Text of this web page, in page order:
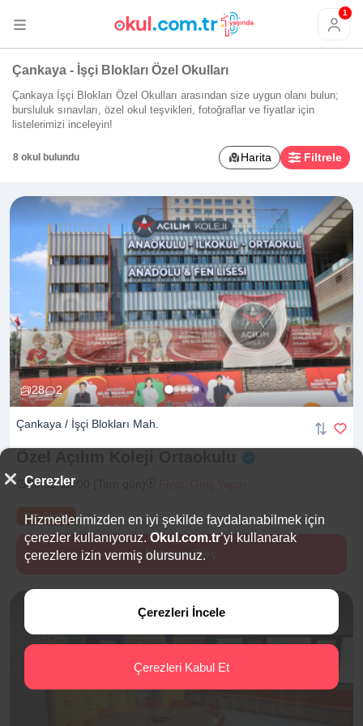
1
Çankaya - İşçi Blokları Özel Okulları
Çankaya İşçi Blokları Özel Okulları arasından size uygun olanı bulun;
bursluluk sınavları, özel okul teşvikleri, fotoğraflar ve fiyatlar için
listelerimizi inceleyin!
8 okul bulundu Harita Filtrele
28 2
Çankaya / İşçi Blokları Mah.
08:30-18:00 (Tam gün)
Yaz Okulu
İletişime Geç
Çerezler
Hizmetlerimizden en iyi şekilde faydalanabilmek için
çerezler kullanıyoruz. Okul.com.tr’yi kullanarak
çerezlere izin vermiş olursunuz.
Çerezleri İncele
Çerezleri Kabul Et